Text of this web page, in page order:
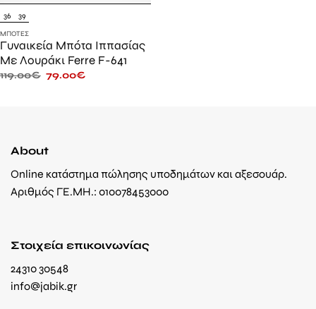
36 39
ΜΠΌΤΕΣ
Γυναικεία Μπότα Ιππασίας
Με Λουράκι Ferre F-641
119.00€ 79.00€
About
Online κατάστημα πώλησης υποδημάτων και αξεσουάρ.
Αριθμός ΓΕ.ΜΗ.: 010078453000
Στοιχεία επικοινωνίας
24310 30548
info@jabik.gr